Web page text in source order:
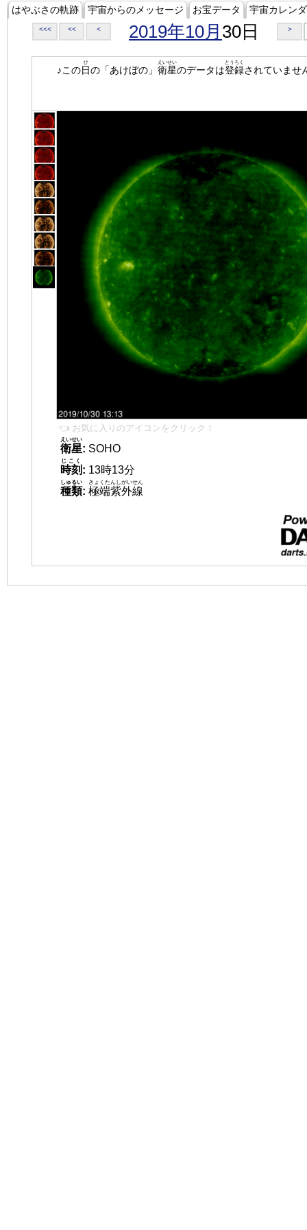
はやぶさの軌跡 宇宙からのメッセージ お宝データ 宇宙カレン
<<< << < 2019年10月 30日 >
♪この日
ひ
の「あけぼの」 衛星
えいせい
のデータは登録
とうろく
されていませ
👈 お気に入りのアイコンをクリック！
衛星
えいせい
: SOHO
時刻
じこく
: 13時13分
種類
しゅるい
: 極端紫外線
きょくたんしがいせん